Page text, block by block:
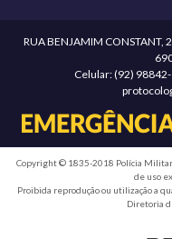
RUA BENJAMIM CONSTANT,
Celular: (92)
Copyright © 1835-2018 Polícia Militar
de uso
Proibida reprodução ou utilização a
Diretoria